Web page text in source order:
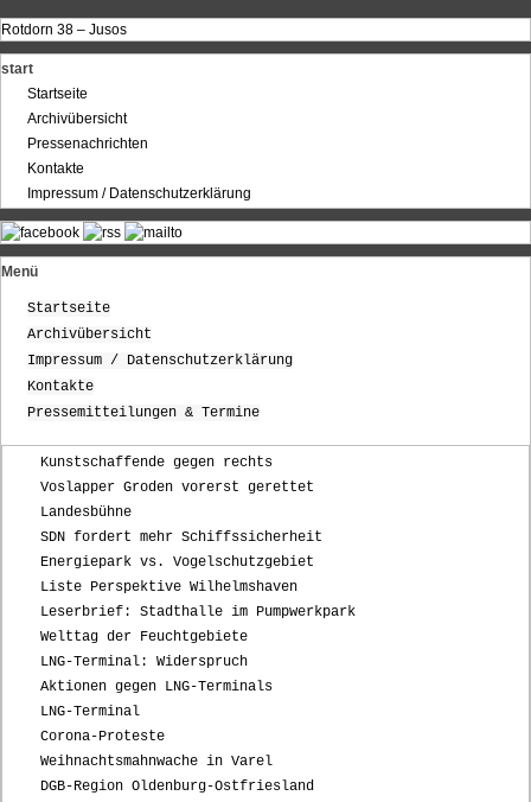
Rotdorn 38 – Jusos
start
Startseite
Archivübersicht
Pressenachrichten
Kontakte
Impressum / Datenschutzerklärung
Menü
Startseite
Archivübersicht
Impressum / Datenschutzerklärung
Kontakte
Pressemitteilungen & Termine
Kunstschaffende gegen rechts
Voslapper Groden vorerst gerettet
Landesbühne
SDN fordert mehr Schiffssicherheit
Energiepark vs. Vogelschutzgebiet
Liste Perspektive Wilhelmshaven
Leserbrief: Stadthalle im Pumpwerkpark
Welttag der Feuchtgebiete
LNG-Terminal: Widerspruch
Aktionen gegen LNG-Terminals
LNG-Terminal
Corona-Proteste
Weihnachtsmahnwache in Varel
DGB-Region Oldenburg-Ostfriesland